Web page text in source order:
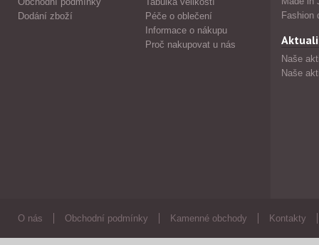
Dodání zboží
Péče o oblečení
Informace o nákupu
Proč nakupovat u nás
Fashion
Naše
Naše
O nás Obchodní podmínky Kamenné obchody Kontakty